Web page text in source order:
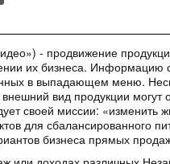
- продвижение
их бизнеса. Информацию с
в выпадающем меню.
вид продукции могут
своей миссии: «изменить
для сбалансированного
бизнеса прямых
35:00
приложение
ВСЕ о новом
инструменте –
HN GROW.
Вебинар «Digital-
инструменты»
Marketing в котором
ВСЕ о digital-